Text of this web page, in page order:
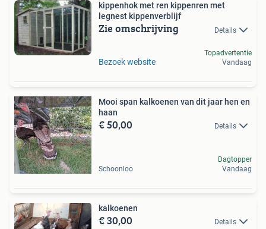
kippenhok met ren kippenren met
legnest kippenverblijf
Zie omschrijving Details
Bezoek website
Topadvertentie
Vandaag
Mooi span kalkoenen van dit jaar hen en
haan
€ 50,00 Details
Schoonloo
Dagtopper
Vandaag
kalkoenen
€ 30,00 Details